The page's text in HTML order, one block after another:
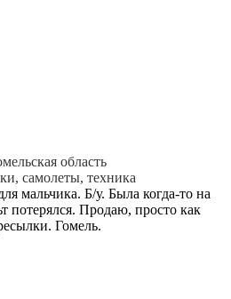
область
самолеты, техника
мальчика. Б/у. Была когда-то на
потерялся. Продаю, просто как
Гомель.